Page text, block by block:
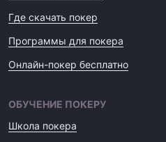
Где скачать покер
Программы для покера
Онлайн-покер бесплатно
ОБУЧЕНИЕ ПОКЕРУ
Школа покера